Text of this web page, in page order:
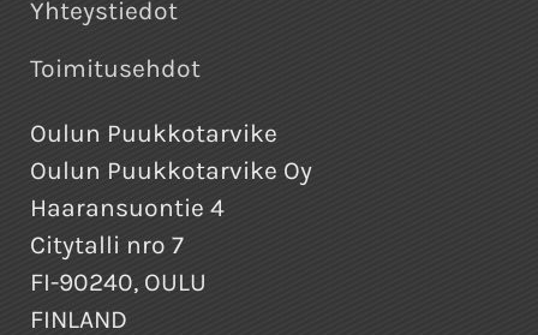
Yhteystiedot
Toimitusehdot
Oulun Puukkotarvike
Oulun Puukkotarvike Oy
Haaransuontie 4
Citytalli nro 7
FI-90240, OULU
FINLAND